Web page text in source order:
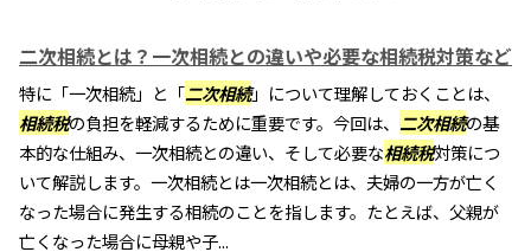
二次相続とは？一次相続との違いや必要な相続税対策など
特に「一次相続」と「二次相続」について理解しておくことは、
相続税の負担を軽減するために重要です。今回は、 二次相続の基
本的な仕組み、一次相続との違い、そして必要な相続税対策につ
いて解説します。一次相続とは一次相続とは、夫婦の一方が亡く
なった場合に発生する相続のことを指します。たとえば、父親が
亡くなった場合に母親や子...